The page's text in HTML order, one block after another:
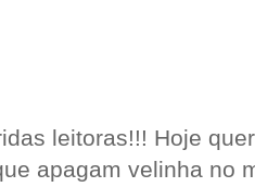
leitoras!!! Hoje
apagam velinha no